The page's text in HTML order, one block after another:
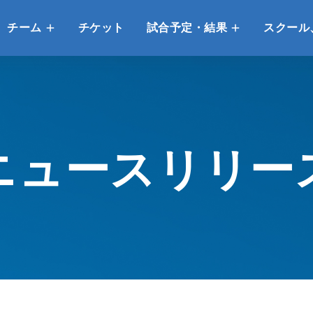
チーム チケット 試合予定・結果 スクー
ュースリリー